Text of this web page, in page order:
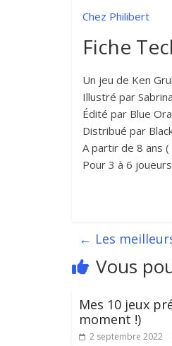
Chez Philibert
Fiche
Un jeu de Ken
Illustré par
Édité par Blue
Distribué par
A partir de 8 ans
Pour 3 à 6 joueurs
← Les
Vous
Mes 10 jeux
moment !)
2 septembre 2022